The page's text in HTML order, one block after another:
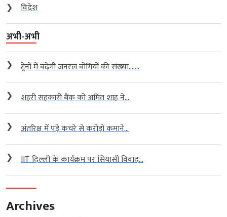
❯
विदेश
अभी-अभी
❯ ट्रेनों में बढ़ेगी जनरल बोगियों की संख्या…....
❯ शहरी सहकारी बैंक को अमित शाह ने...
❯ अंतरिक्ष में पड़े कचरे से करोड़ों कमाने...
❯ IIT दिल्ली के कार्यक्रम पर सियासी विवाद...
Archives